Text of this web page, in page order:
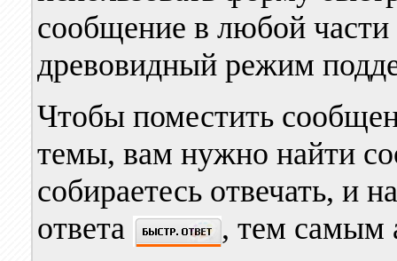
сообщение в любой
древовидный режим
Чтобы поместить
темы, вам нужно найти
собираетесь отвечать, и
ответа
, тем самым